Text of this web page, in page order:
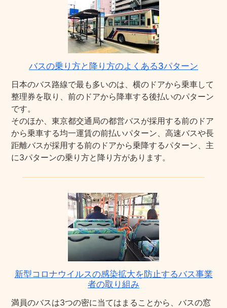
バスの乗り方と降り方のよくある3パターン
日本のバス路線で最も多いのは、横のドアから乗車して
整理券を取り、前のドアから降車する後払いのパターン
です。
そのほか、東京都交通局の都営バスが採用する前のドア
から乗車する均一運賃の前払いパターン、高速バスや長
距離バスが採用する前のドアから乗降するパターン、主
に3パターンの乗り方と降り方があります。
新型コロナウイルスの感染拡大を防止するバス事業
者の取り組み
満員のバスは3つの密に当てはまることから、バスの窓